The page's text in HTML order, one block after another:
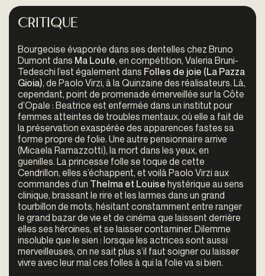
Critique
Bourgeoise évaporée dans ses dentelles chez Bruno
Dumont dans Ma Loute, en compétition, Valeria Bruni-
Tedeschi l’est également dans Folles de joie (La Pazza
Gioia), de Paolo Virzi, à la Quinzaine des réalisateurs. Là,
cependant, point de promenade émerveillée sur la Côte
d’Opale : Beatrice est enfermée dans un institut pour
femmes atteintes de troubles mentaux, où elle a fait de
la préservation exaspérée des apparences fastes sa
forme propre de folie. Une autre pensionnaire arrive
(Micaela Ramazzotti), la mort dans les yeux, en
guenilles. La princesse folle se toque de cette
Cendrillon, elles s’échappent, et voilà Paolo Virzi aux
commandes d’un Thelma et Louise hystérique au sens
clinique, brassant le rire et les larmes dans un grand
tourbillon de mots, hésitant constamment entre ranger
le grand bazar de vie et de cinéma que laissent derrière
elles ses héroïnes, et se laisser contaminer. Dilemme
insoluble que le sien : lorsque les actrices sont aussi
merveilleuses, on ne sait plus s’il faut soigner ou laisser
vivre avec leur mal ces folles à qui la folie va si bien.